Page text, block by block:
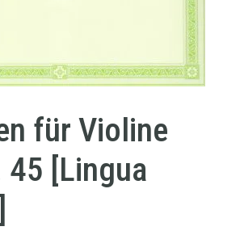
für Violine
[Lingua